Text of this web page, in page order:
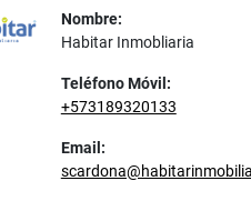
Nombre:
Habitar Inmobliaria
Teléfono Móvil:
+573189320133
Email: